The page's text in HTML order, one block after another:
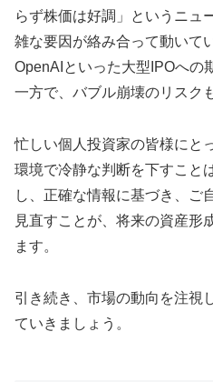
らず株価は好調」というニュ
雑な要因が絡み合って動いて
OpenAIといった大型IPOへの
一方で、バブル崩壊のリスク
忙しい個人投資家の皆様にと
環境で冷静な判断を下すこと
し、正確な情報に基づき、ご
見直すことが、将来の資産形
ます。
引き続き、市場の動向を注視
ていきましょう。